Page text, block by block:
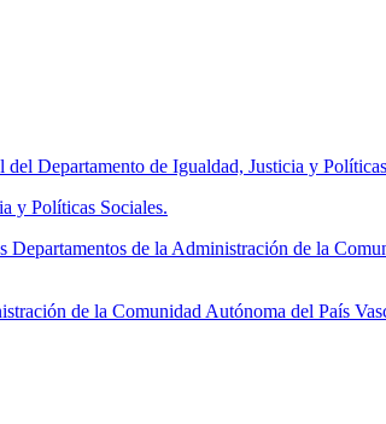
Departamento de Igualdad, Justicia y
y Políticas Sociales.
de la Administración de la
de la Comunidad Autónoma del País